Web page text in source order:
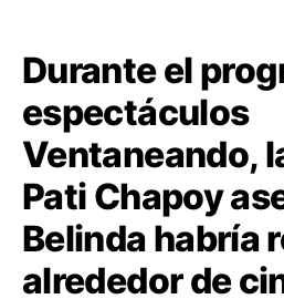
Durante el
espectáculos
Ventaneando,
Pati Chapoy
Belinda habría
alrededor de